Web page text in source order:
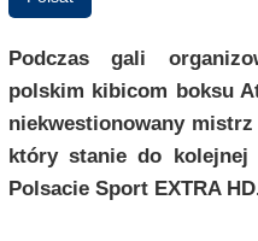
Podczas gali
polskim kibicom boksu
niekwestionowany
który stanie do kolejnej
Polsacie Sport EXTRA